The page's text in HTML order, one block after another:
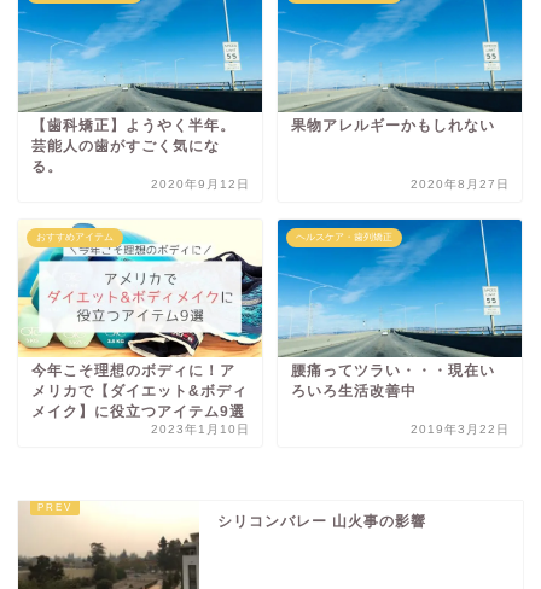
【歯科矯正】ようやく半年。
芸能人の歯がすごく気にな
る。
2020年9月12日
果物アレルギーかもしれない
2020年8月27日
おすすめアイテム
今年こそ理想のボディに！ア
メリカで【ダイエット&ボディ
メイク】に役立つアイテム9選
2023年1月10日
ヘルスケア・歯列矯正
腰痛ってツラい・・・現在い
ろいろ生活改善中
2019年3月22日
シリコンバレー 山火事の影響